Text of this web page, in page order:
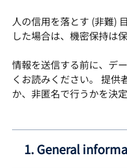
人の信用を落とす (非難)
した場合は、機密保持は
情報を送信する前に、デ
くお読みください。 提供
か、非匿名で行うかを決定
1. General